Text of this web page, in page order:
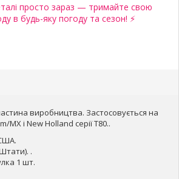
просто зараз — тримайте свою
в будь-яку погоду та сезон! ⚡
виробництва. Застосовується на
і New Holland серії T80..
.
1 шт.